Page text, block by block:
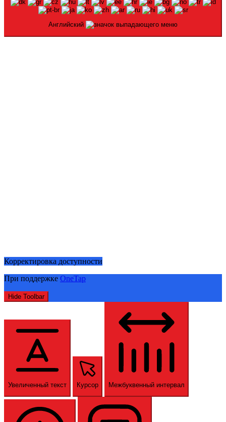
Английский
Корректировка доступности
При поддержке OneTap
Hide Toolbar
Увеличенный текст Курсор Межбуквенный интервал